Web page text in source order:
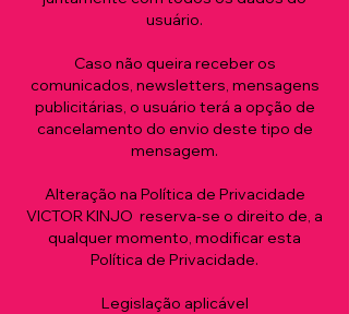
usuário.
Caso não queira receber os
comunicados, newsletters, mensagens
publicitárias, o usuário terá a opção de
cancelamento do envio deste tipo de
mensagem.
Alteração na Política de Privacidade
VICTOR KINJO reserva-se o direito de, a
qualquer momento, modificar esta
Política de Privacidade.
Legislação aplicável